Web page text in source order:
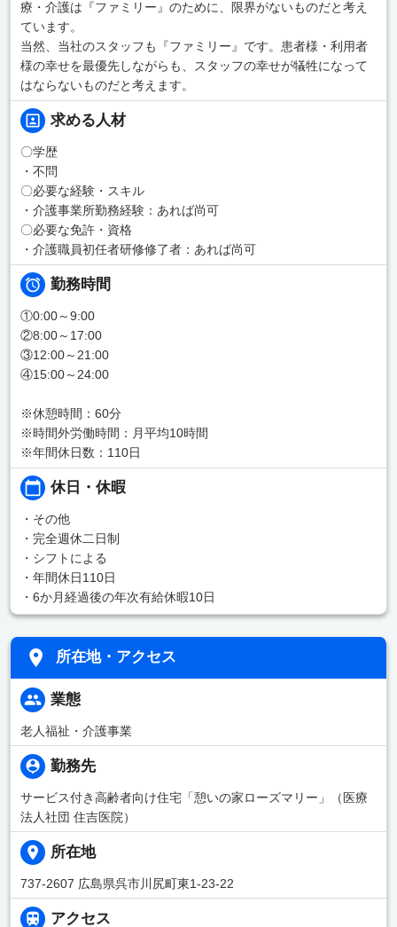
療・介護は『ファミリー』のために、限界がないものだと考え
ています。
当然、当社のスタッフも『ファミリー』です。患者様・利用者
様の幸せを最優先しながらも、スタッフの幸せが犠牲になって
はならないものだと考えます。
求める人材
〇学歴
・不問
〇必要な経験・スキル
・介護事業所勤務経験：あれば尚可
〇必要な免許・資格
・介護職員初任者研修修了者：あれば尚可
勤務時間
①0:00～9:00
②8:00～17:00
③12:00～21:00
④15:00～24:00
※休憩時間：60分
※時間外労働時間：月平均10時間
※年間休日数：110日
休日・休暇
・その他
・完全週休二日制
・シフトによる
・年間休日110日
・6か月経過後の年次有給休暇10日
所在地・アクセス
業態
老人福祉・介護事業
勤務先
サービス付き高齢者向け住宅「憩いの家ローズマリー」（医療
法人社団 住吉医院）
所在地
737-2607 広島県呉市川尻町東1-23-22
アクセス